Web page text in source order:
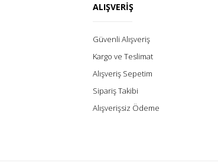
ALIŞVERİŞ
Güvenli Alışveriş
Kargo ve Teslimat
Alışveriş Sepetim
Sipariş Takibi
Alışverişsiz Ödeme